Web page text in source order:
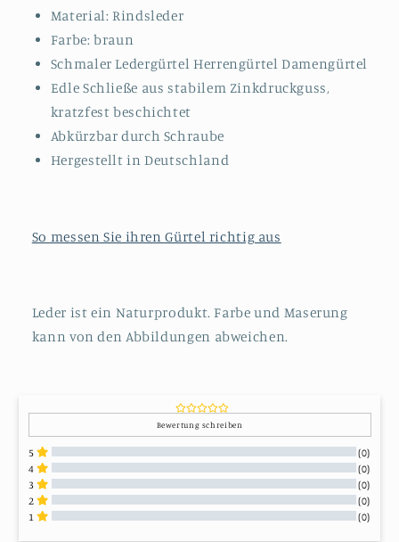
Material: Rindsleder
Farbe: braun
Schmaler Ledergürtel Herrengürtel Damengürtel
Edle Schließe aus stabilem Zinkdruckguss,
kratzfest beschichtet
Abkürzbar durch Schraube
Hergestellt in Deutschland
So messen Sie ihren Gürtel richtig aus
Leder ist ein Naturprodukt. Farbe und Maserung
kann von den Abbildungen abweichen.
Bewertung schreiben
5
(0)
4
(0)
3
(0)
2
(0)
1
(0)